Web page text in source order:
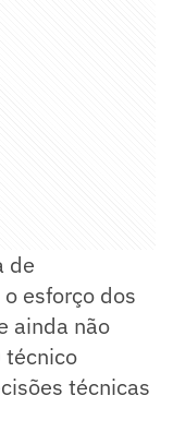
de
esforço dos
ainda não
técnico
técnicas